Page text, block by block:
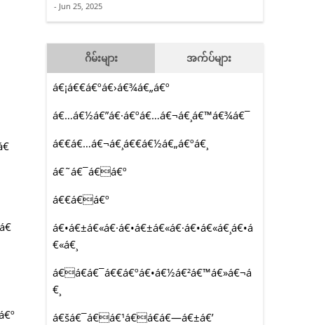
- Jun 25, 2025
ဂိမ်းများ အက်ပ်များ
á€¡á€€á€ºá€›á€¾á€„á€º
á€…á€½á€”á€·á€ºá€…á€¬á€¸á€™á€¾á€¯
á€€á€…á€¬á€¸á€€á€½á€„á€ºá€¸
á€˜á€¯á€á€º
á€€á€á€º
á€•á€±á€«á€·á€•á€±á€«á€·á€•á€«á€¸á€•á
€«á€¸
á€á€­á€¯á€€á€ºá€•á€½á€²á€™á€»á€¬á
€¸
á€šá€¯á€á€¹á€á€­á€—á€±á€’